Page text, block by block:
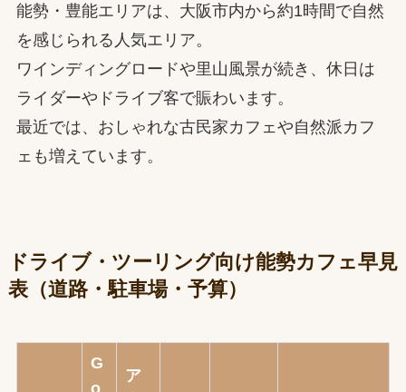
能勢・豊能エリアは、大阪市内から約1時間で自然
を感じられる人気エリア。
ワインディングロードや里山風景が続き、休日は
ライダーやドライブ客で賑わいます。
最近では、おしゃれな古民家カフェや自然派カフ
ェも増えています。
ドライブ・ツーリング向け能勢カフェ早見
表（道路・駐車場・予算）
G
o
ア